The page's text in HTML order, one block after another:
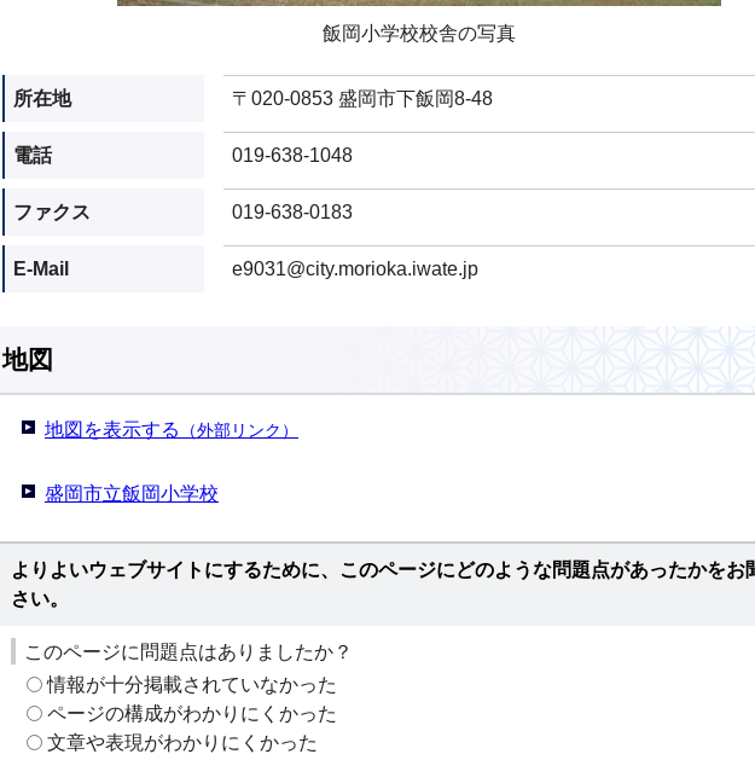
飯岡小学校校舎の写真
所在地 〒020-0853 盛岡市下飯岡8-48
電話 019-638-1048
ファクス 019-638-0183
E-Mail e9031@city.morioka.iwate.jp
地図
地図を表示する （外部リンク）
盛岡市立飯岡小学校
よりよいウェブサイトにするために、このページにどのような問題点があったかをお
さい。
このページに問題点はありましたか？
情報が十分掲載されていなかった
ページの構成がわかりにくかった
文章や表現がわかりにくかった